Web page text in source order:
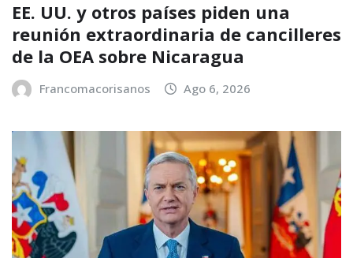
EE. UU. y otros países piden una
reunión extraordinaria de cancilleres
de la OEA sobre Nicaragua
Francomacorisanos Ago 6, 2026